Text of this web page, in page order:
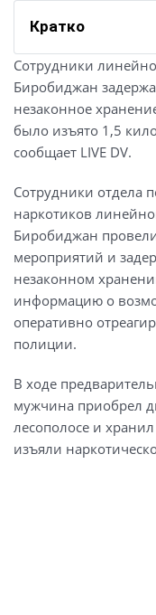
Кратко
Сотрудники
Биробиджан
незаконное
было изъято 1,5
сообщает LIVE DV.
Сотрудники отдела
наркотиков
Биробиджан
мероприятий и
незаконном
информацию о
оперативно
полиции.
В ходе
мужчина приобрел
лесополосе и
изъяли